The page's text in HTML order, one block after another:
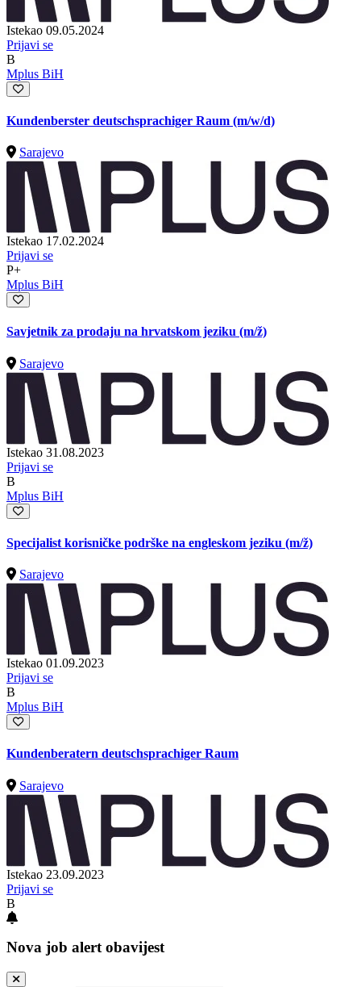
Istekao 09.05.2024
Prijavi se
B
Mplus BiH
Kundenberster deutschsprachiger Raum (m/w/d)
Sarajevo
Istekao 17.02.2024
Prijavi se
P+
Mplus BiH
Savjetnik za prodaju na hrvatskom jeziku (m/ž)
Sarajevo
Istekao 31.08.2023
Prijavi se
B
Mplus BiH
Specijalist korisničke podrške na engleskom jeziku (m/ž)
Sarajevo
Istekao 01.09.2023
Prijavi se
B
Mplus BiH
Kundenberatern deutschsprachiger Raum
Sarajevo
Istekao 23.09.2023
Prijavi se
B
Nova job alert obavijest